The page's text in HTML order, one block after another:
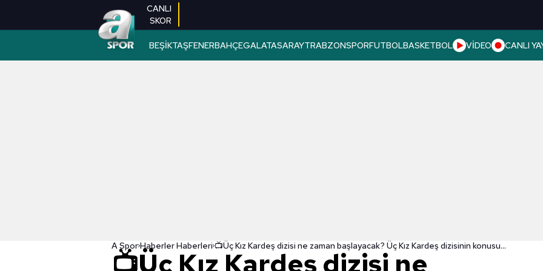
CANLI
SKOR
BEŞİKTAŞFENERBAHÇEGALATASARAYTRABZONSPORFUTBOLBASKETBOL VİDEO CANLI
A SporHaberler Haberleri 📺Üç Kız Kardeş dizisi ne zaman başlayacak? Üç Kız Kardeş dizisinin konusu ne? Üç Kız Kardeş dizisi oyuncuları kimler? Üç Kız Kardeş fragman izle
📺Üç Kız Kardeş dizisi ne